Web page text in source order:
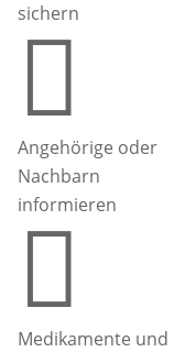
sichern

Angehörige oder
Nachbarn
informieren

Medikamente und